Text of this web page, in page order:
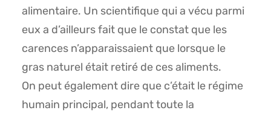
alimentaire. Un scientifique qui a vécu parmi
eux a d’ailleurs fait que le constat que les
carences n’apparaissaient que lorsque le
gras naturel était retiré de ces aliments.
On peut également dire que c’était le régime
humain principal, pendant toute la